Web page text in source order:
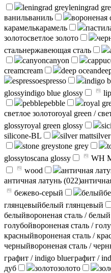
leningrad greyleningrad
ванильваниль вороненая
карамелькарамель
золотосветлое золото
стальнержавеющая сталь
canyoncanyon
creamcream deep ocean
espressoespresso indigo
glossyindigo blue glossy
pebblepebble royal
светлое золотоroyal green /
glossyroyal green glossy
silicone-BL
silver matt
stone greystone grey
glossytoscana glossy WH
wood
античная
античная латунь (022)
бежево-серый
белый
глянцевыйбелый глянцевый
белыйвороненая сталь / белый
голубойвороненая сталь /
красныйвороненая сталь /
черныйвороненая сталь /
графит / indigo blueграфит /
дуб
золотозолото